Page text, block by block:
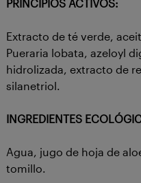
PRINCIPIOS ACTIVOS:
Extracto de té verde,
Pueraria lobata, azeloyl
hidrolizada, extracto de
silanetriol.
INGREDIENTES
Agua, jugo de hoja de
tomillo.